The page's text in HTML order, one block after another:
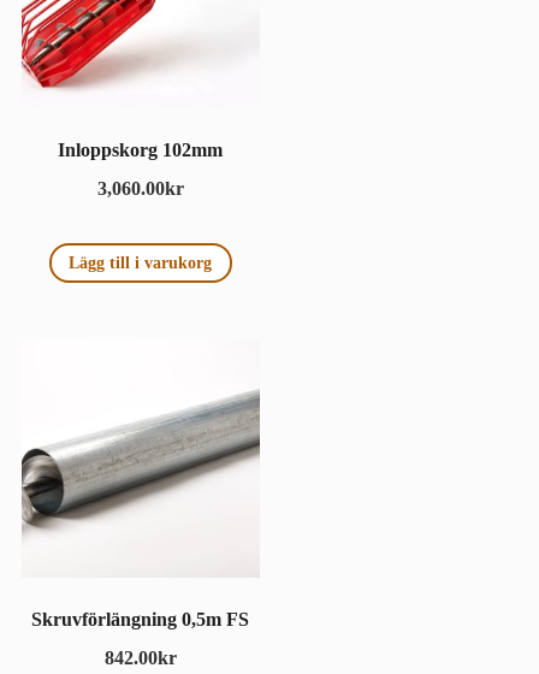
Inloppskorg 102mm
3,060.00kr
Lägg till i varukorg
Skruvförlängning 0,5m FS
842.00kr